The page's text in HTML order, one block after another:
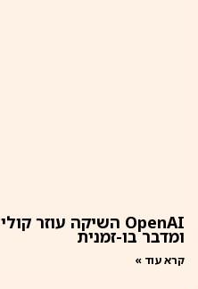
ומדבר בו-זמנית
קרא עוד »